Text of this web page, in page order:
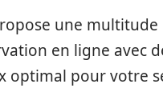
une multitude
en ligne avec
optimal pour votre